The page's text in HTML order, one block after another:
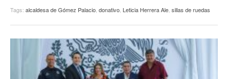
Tags: alcaldesa de Gómez Palacio, donativo, Leticia Herrera Ale, sillas de ruedas